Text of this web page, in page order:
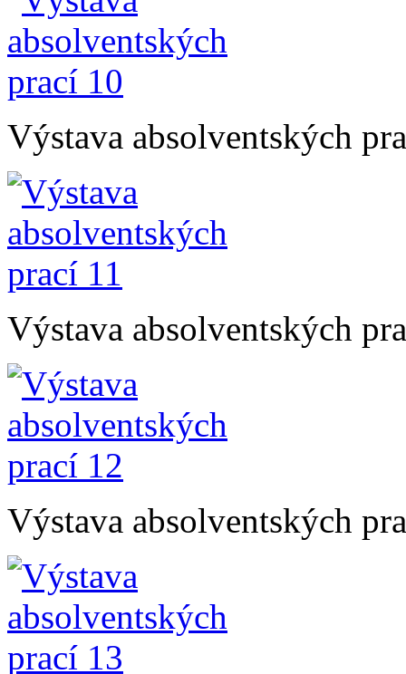
Výstava absolventských
Výstava absolventských
Výstava absolventských